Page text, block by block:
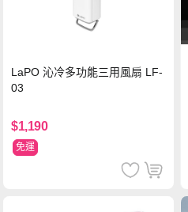
LaPO 沁冷多功能三用風扇 LF-
03
$1,190
免運